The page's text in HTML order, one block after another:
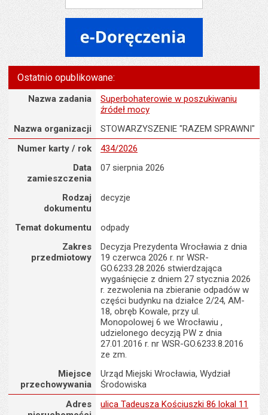
Ostatnio opublikowane:
Nazwa zadania
Nazwa zadania
Superbohaterowie w poszukiwaniu
źródeł mocy
Nazwa organizacji
STOWARZYSZENIE "RAZEM SPRAWNI"
Numer karty / rok : 434/2026
Numer karty / rok
434/2026
Data
zamieszczenia
07 sierpnia 2026
Rodzaj
dokumentu
decyzje
Temat dokumentu
odpady
Zakres
przedmiotowy
Decyzja Prezydenta Wrocławia z dnia
19 czerwca 2026 r. nr WSR-
GO.6233.28.2026 stwierdzająca
wygaśnięcie z dniem 27 stycznia 2026
r. zezwolenia na zbieranie odpadów w
części budynku na działce 2/24, AM-
18, obręb Kowale, przy ul.
Monopolowej 6 we Wrocławiu ,
udzielonego decyzją PW z dnia
27.01.2016 r. nr WSR-GO.6233.8.2016
ze zm.
Miejsce
przechowywania
Urząd Miejski Wrocławia, Wydział
Środowiska
Adres nieruchomości : ulica Tadeusza Kościuszki 86 lokal 11
Adres
ulica Tadeusza Kościuszki 86 lokal 11